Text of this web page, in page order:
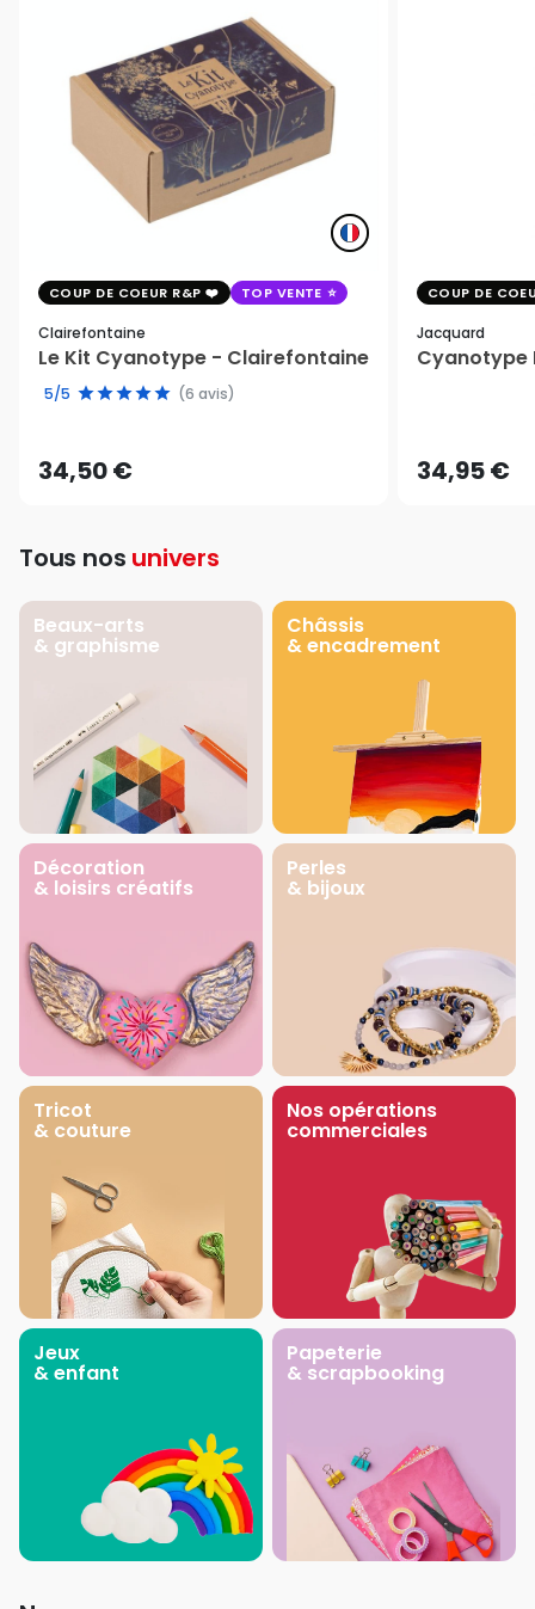
COUP DE COEUR R&P TOP VENTE
Clairefontaine
Le Kit Cyanotype - Clairefontaine
5/5 (6 avis)
34,50 €
COUP DE
Jacquard
Cyanotype
34,95 €
Tous nos univers
Beaux-arts
& graphisme
Châssis
& encadrement
Décoration
& loisirs créatifs
Perles
& bijoux
Tricot
& couture
Nos opérations
commerciales
Jeux
& enfant
Papeterie
& scrapbooking